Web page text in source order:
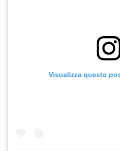
Visualizza questo